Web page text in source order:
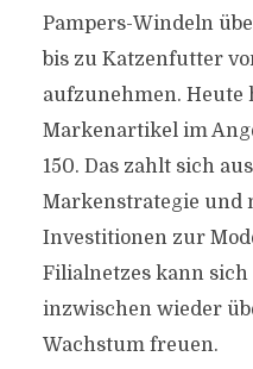
Pampers-Windeln
bis zu Katzenfutter
aufzunehmen. Heute
Markenartikel im
150. Das zahlt sich
Markenstrategie und
Investitionen zur
Filialnetzes kann
inzwischen wieder
Wachstum freuen.